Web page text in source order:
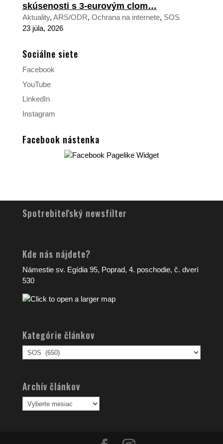
skúsenosti s 3-eurovým clom…
Aktuality, ARS/ODR, Ochrana na internete, SOS
23 júla, 2026
Sociálne siete
Facebook
YouTube
LinkedIn
Instagram
Facebook nástenka
Spotrebiteľský newsfilter
Kde nás nájdete?
Námestie sv. Egídia 95, Poprad, 4. poschodie, č. dverí
530
Kategórie článkov
Kategórie
článkov
Archív článkov
Archív
článkov